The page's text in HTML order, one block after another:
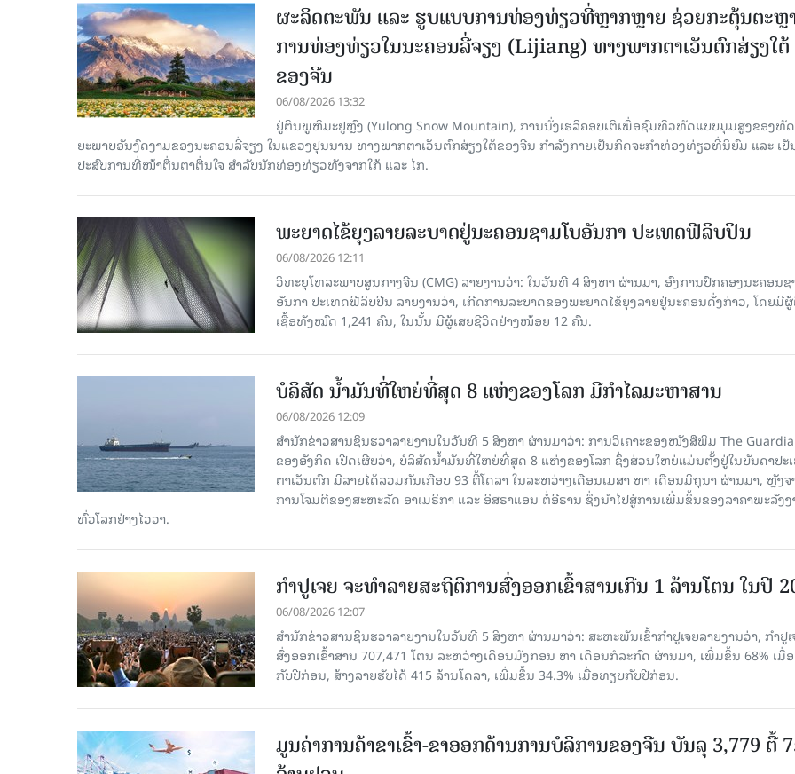
ຜະລິດຕະພັນ ແລະ ຮູບແບບການທ່ອງທ່ຽວທີ່ຫຼາກຫຼາຍ ຊ່ວຍກະຕຸ້ນຕະຫຼ
ການທ່ອງທ່ຽວໃນນະຄອນລີ່ຈຽງ (Lijiang) ທາງພາກຕາເວັນຕົກສ່ຽງໃຕ້
ຂອງຈີນ
06/08/2026 13:32
ຢູ່ຕີນພູຫິມະຢູຫຼົງ (Yulong Snow Mountain), ການນັ່ງເຮລິຄອບເຕີເພື່ອຊົມທິວທັດແບບມຸມສູງຂອງທັ
ຍະພາບອັນງົດງາມຂອງນະຄອນລີ່ຈຽງ ໃນແຂວງຢຸນນານ ທາງພາກຕາເວັນຕົກສ່ຽງໃຕ້ຂອງຈີນ ກຳລັງກາຍເປັນກິດຈະກຳທ່ອງທ່ຽວທີ່ນິຍົມ ແລະ ເປັ
ປະສົບການທີ່ໜ້າຕື່ນຕາຕື່ນໃຈ ສຳລັບນັກທ່ອງທ່ຽວທັງຈາກໃກ້ ແລະ ໄກ.
ພະຍາດໄຂ້ຍຸງລາຍລະບາດຢູ່ນະຄອນຊາມໂບ​ອັນກາ ປະເທດຟີລິບປິນ
06/08/2026 12:11
ວິທະຍຸໂທລະພາບສູນກາງຈີນ (CMG) ລາຍງານວ່າ: ໃນວັນທີ 4 ສິງ​ຫາ ຜ່ານມາ, ອົງການ​ປົກ​ຄອງນະຄອນຊ
ອັນກາ ປະເທດຟີລິບປິນ ລາຍ​ງານວ່າ, ເກີດ​ການລະບາດ​ຂອງພະຍາດໄຂ້ຍຸງລາຍຢູ່ນະຄອນດັ່ງກ່າວ, ໂດຍມີ
ເຊື້ອ​ທັງ​ໝົດ 1,241 ຄົນ, ໃນນັ້ນ ມີຜູ້ເສຍຊີວິດຢ່າງໜ້ອຍ 12 ຄົນ.
ບໍລິສັດ ນ້ຳມັນທີ່ໃຫຍ່ທີ່ສຸດ 8 ແຫ່ງຂອງໂລກ ມີກຳໄລມະຫາສານ
06/08/2026 12:09
ສຳນັກຂ່າວສານຊິນຮວາລາຍງານໃນວັນທີ 5 ສິງຫາ ຜ່ານມາວ່າ: ການວິເຄາະຂອງໜັງສືພິມ The
ຂອງອັງກິດ ເປີດເຜີຍວ່າ, ບໍລິສັດນ້ຳມັນທີ່ໃຫຍ່ທີ່ສຸດ 8 ແຫ່ງຂອງໂລກ ຊຶ່ງສ່ວນໃຫຍ່ແມ່ນຕັ້ງຢູ່ໃນບັນດາປະ
ຕາເວັນຕົກ ມີລາຍໄດ້ລວມກັນເກືອບ 93 ຕື້ໂດລາ ໃນລະຫວ່າງເດືອນເມສາ ຫາ ເດືອນມິຖຸນາ ຜ່ານມາ, ຫຼັງຈ
ການໂຈມຕີຂອງສະຫະລັດ ອາເມຣິກາ ແລະ ອິສຣາແອນ ຕໍ່ອີຣານ ຊຶ່ງນຳໄປສູ່ການເພີ່ມຂຶ້ນຂອງລາຄາພະລັງງ
ທົ່ວໂລກຢ່າງໄວວາ.
ກຳປູເຈຍ ຈະທຳລາຍສະຖິຕິການສົ່ງອອກເຂົ້າສານເກີນ 1 ລ້ານໂຕນ ໃນປີ
06/08/2026 12:07
ສຳນັກຂ່າວສານຊິນຮວາລາຍງານໃນວັນທີ 5 ສິງຫາ ຜ່ານມາວ່າ: ສະຫະພັນເຂົ້າກຳປູເຈຍລາຍງານວ່າ, ກໍາປູເ
ສົ່ງອອກເຂົ້າສານ 707,471 ໂຕນ ລະຫວ່າງເດືອນມັງກອນ ຫາ ເດືອນກໍລະກົດ ຜ່ານມາ, ເພີ່ມຂຶ້ນ 68% ເມື່
ກັບປີກ່ອນ, ສ້າງລາຍຮັບໄດ້ 415 ລ້ານໂດລາ, ເພີ່ມຂຶ້ນ 34.3% ເມື່ອທຽບກັບປີກ່ອນ.
ມູນຄ່າການຄ້າຂາເຂົ້າ-ຂາອອກດ້ານການບໍລິການຂອງຈີນ ບັນລຸ 3,779 ຕື້